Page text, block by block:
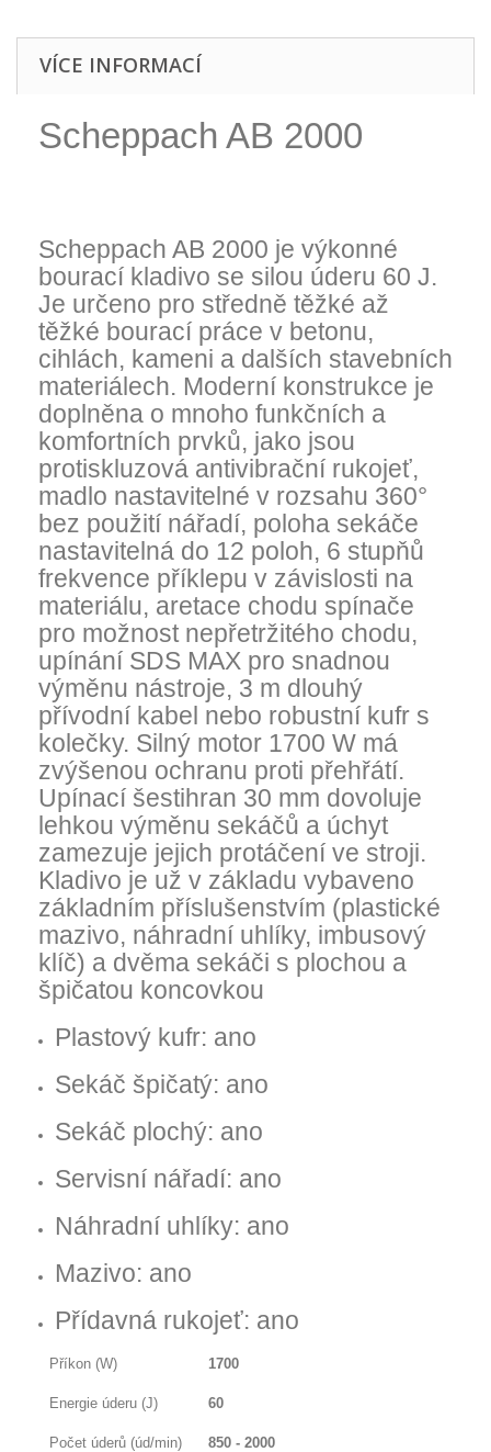
VÍCE INFORMACÍ
Scheppach AB 2000
Scheppach AB 2000 je výkonné
bourací kladivo se silou úderu 60 J.
Je určeno pro středně těžké až
těžké bourací práce v betonu,
cihlách, kameni a dalších stavebních
materiálech. Moderní konstrukce je
doplněna o mnoho funkčních a
komfortních prvků, jako jsou
protiskluzová antivibrační rukojeť,
madlo nastavitelné v rozsahu 360°
bez použití nářadí, poloha sekáče
nastavitelná do 12 poloh, 6 stupňů
frekvence příklepu v závislosti na
materiálu, aretace chodu spínače
pro možnost nepřetržitého chodu,
upínání SDS MAX pro snadnou
výměnu nástroje, 3 m dlouhý
přívodní kabel nebo robustní kufr s
kolečky. Silný motor 1700 W má
zvýšenou ochranu proti přehřátí.
Upínací šestihran 30 mm dovoluje
lehkou výměnu sekáčů a úchyt
zamezuje jejich protáčení ve stroji.
Kladivo je už v základu vybaveno
základním příslušenstvím (plastické
mazivo, náhradní uhlíky, imbusový
klíč) a dvěma sekáči s plochou a
špičatou koncovkou
Plastový kufr: ano
Sekáč špičatý: ano
Sekáč plochý: ano
Servisní nářadí: ano
Náhradní uhlíky: ano
Mazivo: ano
Přídavná rukojeť: ano
Příkon (W) 1700
Energie úderu (J) 60
Počet úderů (úd/min) 850 - 2000